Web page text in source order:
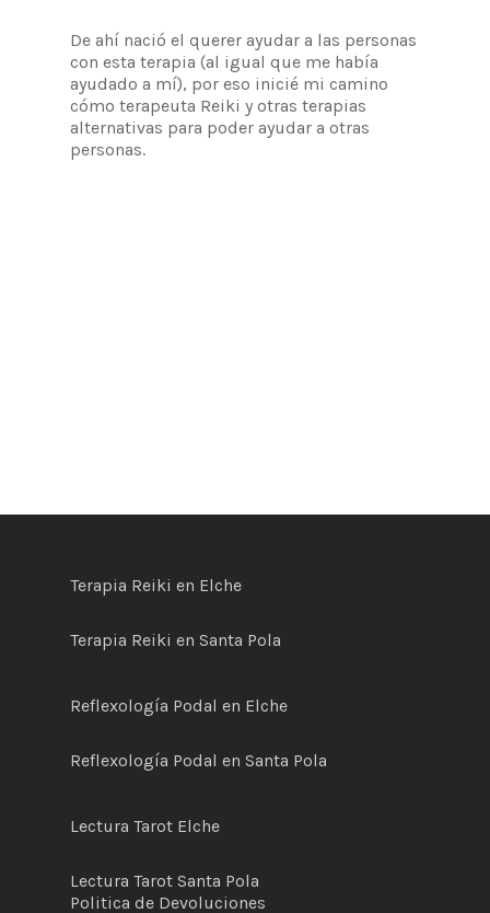
De ahí nació el querer ayudar a las personas
con esta terapia (al igual que me había
ayudado a mí), por eso inicié mi camino
cómo terapeuta Reiki y otras terapias
alternativas para poder ayudar a otras
personas.
Terapia Reiki en Elche
Terapia Reiki en Santa Pola
Reflexología Podal en Elche
Reflexología Podal en Santa Pola
Lectura Tarot Elche
Lectura Tarot Santa Pola
Politica de Devoluciones